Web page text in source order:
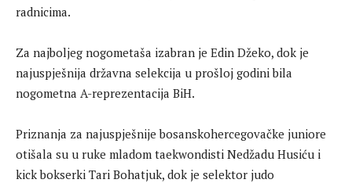
radnicima.
Za najboljeg nogometaša izabran je Edin Džeko, dok je
najuspješnija državna selekcija u prošloj godini bila
nogometna A-reprezentacija BiH.
Priznanja za najuspješnije bosanskohercegovačke juniore
otišala su u ruke mladom taekwondisti Nedžadu Husiću i
kick bokserki Tari Bohatjuk, dok je selektor judo